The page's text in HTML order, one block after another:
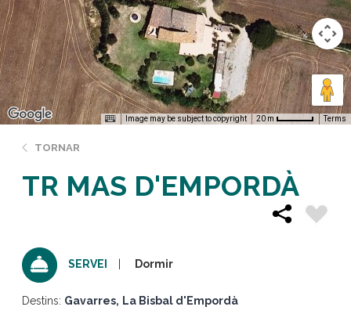
Image may be subject to copyright 20 m Terms
TORNAR
TR MAS D'EMPORDÀ
SERVEI Dormir
Destins: Gavarres La Bisbal d'Empordà